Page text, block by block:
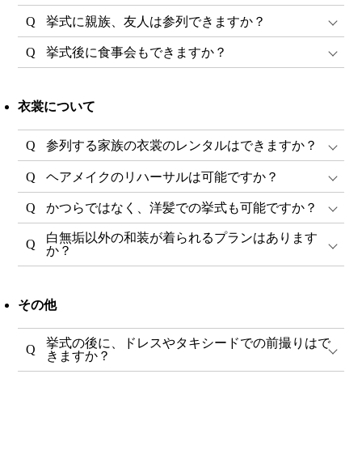
挙式に親族、友人は参列できますか？
挙式後に食事会もできますか？
衣裳について
参列する家族の衣裳のレンタルはできますか？
ヘアメイクのリハーサルは可能ですか？
かつらではなく、洋髪での挙式も可能ですか？
白無垢以外の和装が着られるプランはあります
か？
その他
挙式の後に、ドレスやタキシードでの前撮りはで
きますか？